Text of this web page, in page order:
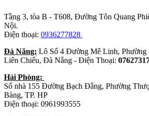
Tầng 3, tòa B - T608, Đường Tôn Quang
Nội.
Điện thoại: 0936277828
Đà Năng: Lô Số 4 Đường Mê Linh, Phường
Liên Chiểu, Đà Nẵng - Điện Thoại:
Hải Phòng:
Số nhà 155 Đường Bạch Đằng, Phường
Bàng, TP. HP
Điện thoại: 0961993555